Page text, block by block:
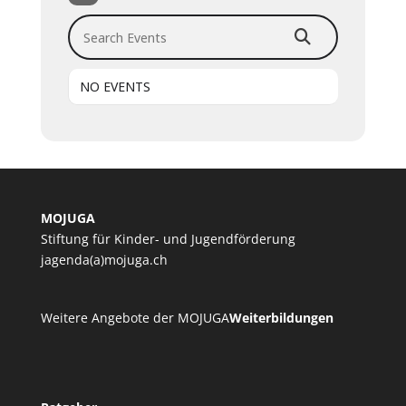
Search Events
NO EVENTS
MOJUGA
Stiftung für Kinder- und Jugendförderung
jagenda(a)mojuga.ch
Weitere Angebote der MOJUGAWeiterbildungen